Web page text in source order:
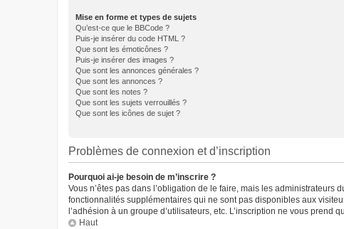
Mise en forme et types de sujets
Qu’est-ce que le BBCode ?
Puis-je insérer du code HTML ?
Que sont les émoticônes ?
Puis-je insérer des images ?
Que sont les annonces générales ?
Que sont les annonces ?
Que sont les notes ?
Que sont les sujets verrouillés ?
Que sont les icônes de sujet ?
Problèmes de connexion et d’inscription
Pourquoi ai-je besoin de m’inscrire ?
Vous n’êtes pas dans l’obligation de le faire, mais les
fonctionnalités supplémentaires qui ne sont pas disponibles aux
l’adhésion à un groupe d’utilisateurs, etc. L’inscription ne vous prend
Haut